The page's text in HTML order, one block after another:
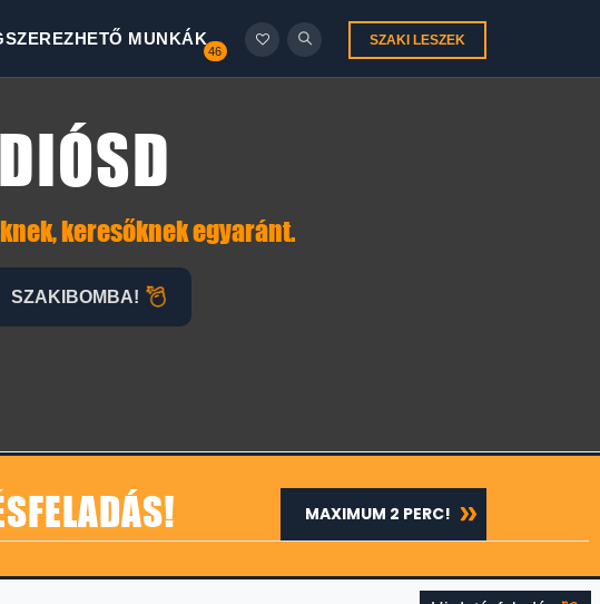
SZAKI LESZEK
MUNKÁK
46
keresőknek egyaránt.
SZAKIBOMBA!
MAXIMUM 2 PERC!